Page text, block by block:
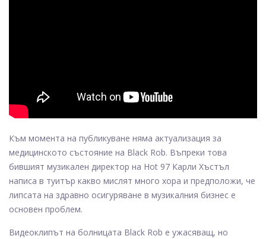
Към момента на публикуване няма актуализация за
медицинското състояние на Black Rob. Въпреки това
бившият музикален директор на Hot 97 Карли Хъстъл
написа в туитър какво мислят много хора и предположи, че
липсата на здравно осигуряване в музикалния бизнес е
основен проблем.
Видеоклипът на болницата Black Rob е ужасяващ, но